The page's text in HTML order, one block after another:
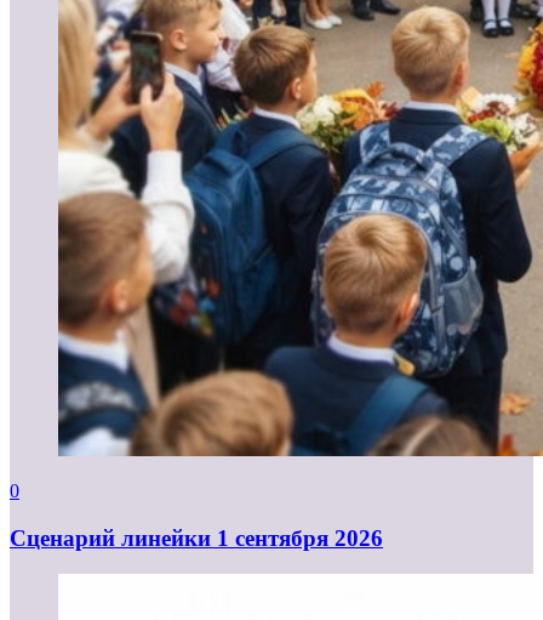
0
Cценарий линейки 1 сентября 2026